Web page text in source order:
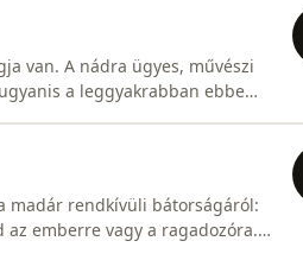
van. A nádra ügyes, művészi
a leggyakrabban ebbe
madár rendkívüli bátorságáról:
az emberre vagy a ragadozóra.